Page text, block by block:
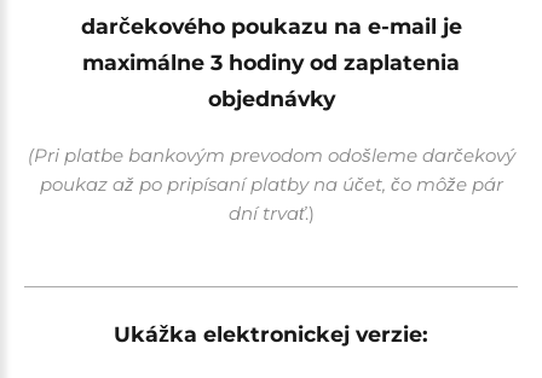
darčekového poukazu na e-mail je
maximálne 3 hodiny od zaplatenia
objednávky
(Pri platbe bankovým prevodom odošleme darčekový
poukaz až po pripísaní platby na účet, čo môže pár
dní trvať.)
Ukážka elektronickej verzie: